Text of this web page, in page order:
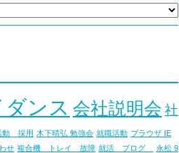
ンス 会社説明会 社
動 採用 木下晴弘 勉強会 就職活動 ブラウザ IE
せ 複合機 トレイ 故障 就活 ブログ
永松 9